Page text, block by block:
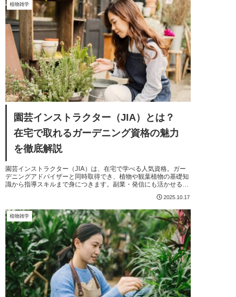
植物雑学
園芸インストラクター（JIA）とは？
在宅で取れるガーデニング資格の魅力
を徹底解説
園芸インストラクター（JIA）は、在宅で学べる人気資格。ガー
デニングアドバイザーと同時取得でき、植物や観葉植物の基礎知
識から指導スキルまで身につきます。副業・発信にも活かせる通
2025.10.17
植物雑学